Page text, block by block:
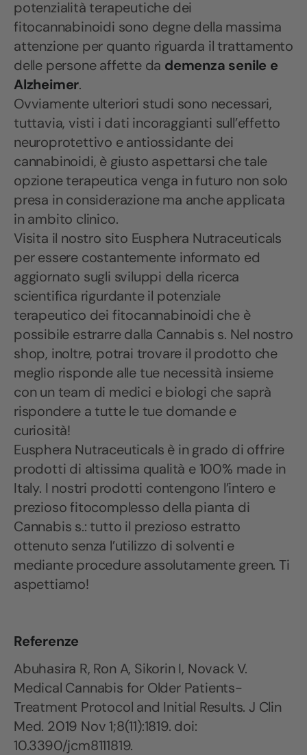
potenzialità terapeutiche dei
fitocannabinoidi sono degne della massima
attenzione per quanto riguarda il trattamento
delle persone affette da demenza senile e
Alzheimer.
Ovviamente ulteriori studi sono necessari,
tuttavia, visti i dati incoraggianti sull’effetto
neuroprotettivo e antiossidante dei
cannabinoidi, è giusto aspettarsi che tale
opzione terapeutica venga in futuro non solo
presa in considerazione ma anche applicata
in ambito clinico.
Visita il nostro sito Eusphera Nutraceuticals
per essere costantemente informato ed
aggiornato sugli sviluppi della ricerca
scientifica rigurdante il potenziale
terapeutico dei fitocannabinoidi che è
possibile estrarre dalla Cannabis s. Nel nostro
shop, inoltre, potrai trovare il prodotto che
meglio risponde alle tue necessità insieme
con un team di medici e biologi che saprà
rispondere a tutte le tue domande e
curiosità!
Eusphera Nutraceuticals è in grado di offrire
prodotti di altissima qualità e 100% made in
Italy. I nostri prodotti contengono l’intero e
prezioso fitocomplesso della pianta di
Cannabis s.: tutto il prezioso estratto
ottenuto senza l’utilizzo di solventi e
mediante procedure assolutamente green. Ti
aspettiamo!
Referenze
Abuhasira R, Ron A, Sikorin I, Novack V.
Medical Cannabis for Older Patients-
Treatment Protocol and Initial Results. J Clin
Med. 2019 Nov 1;8(11):1819. doi:
10.3390/jcm8111819.